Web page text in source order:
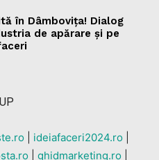
în Dâmbovița! Dialog
de apărare și pe
ideiafaceri2024.ro
ghidmarketing.ro